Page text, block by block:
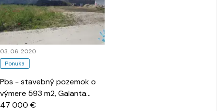
Ponuka
03. 06. 2020
Pbs - stavebný pozemok o
výmere 593 m2, Galanta…
47 000 €